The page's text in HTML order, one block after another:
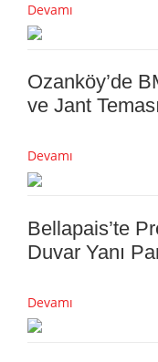
Devamı
Ozanköy’de
ve Jant Teması
Devamı
Bellapais’te
Duvar Yanı
Devamı